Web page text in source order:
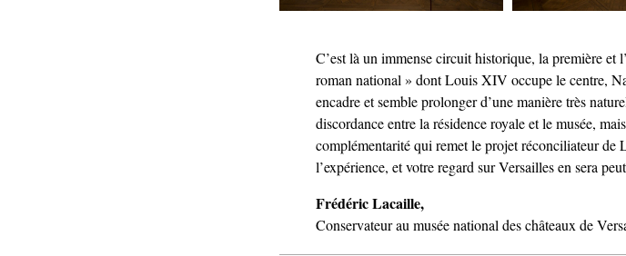
C’est là un immense circuit historique, la première et
roman national » dont Louis XIV occupe le centre,
encadre et semble prolonger d’une manière très
discordance entre la résidence royale et le musée,
complémentarité qui remet le projet réconciliateur de
l’expérience, et votre regard sur Versailles en sera
Frédéric Lacaille,
Conservateur au musée national des châteaux de